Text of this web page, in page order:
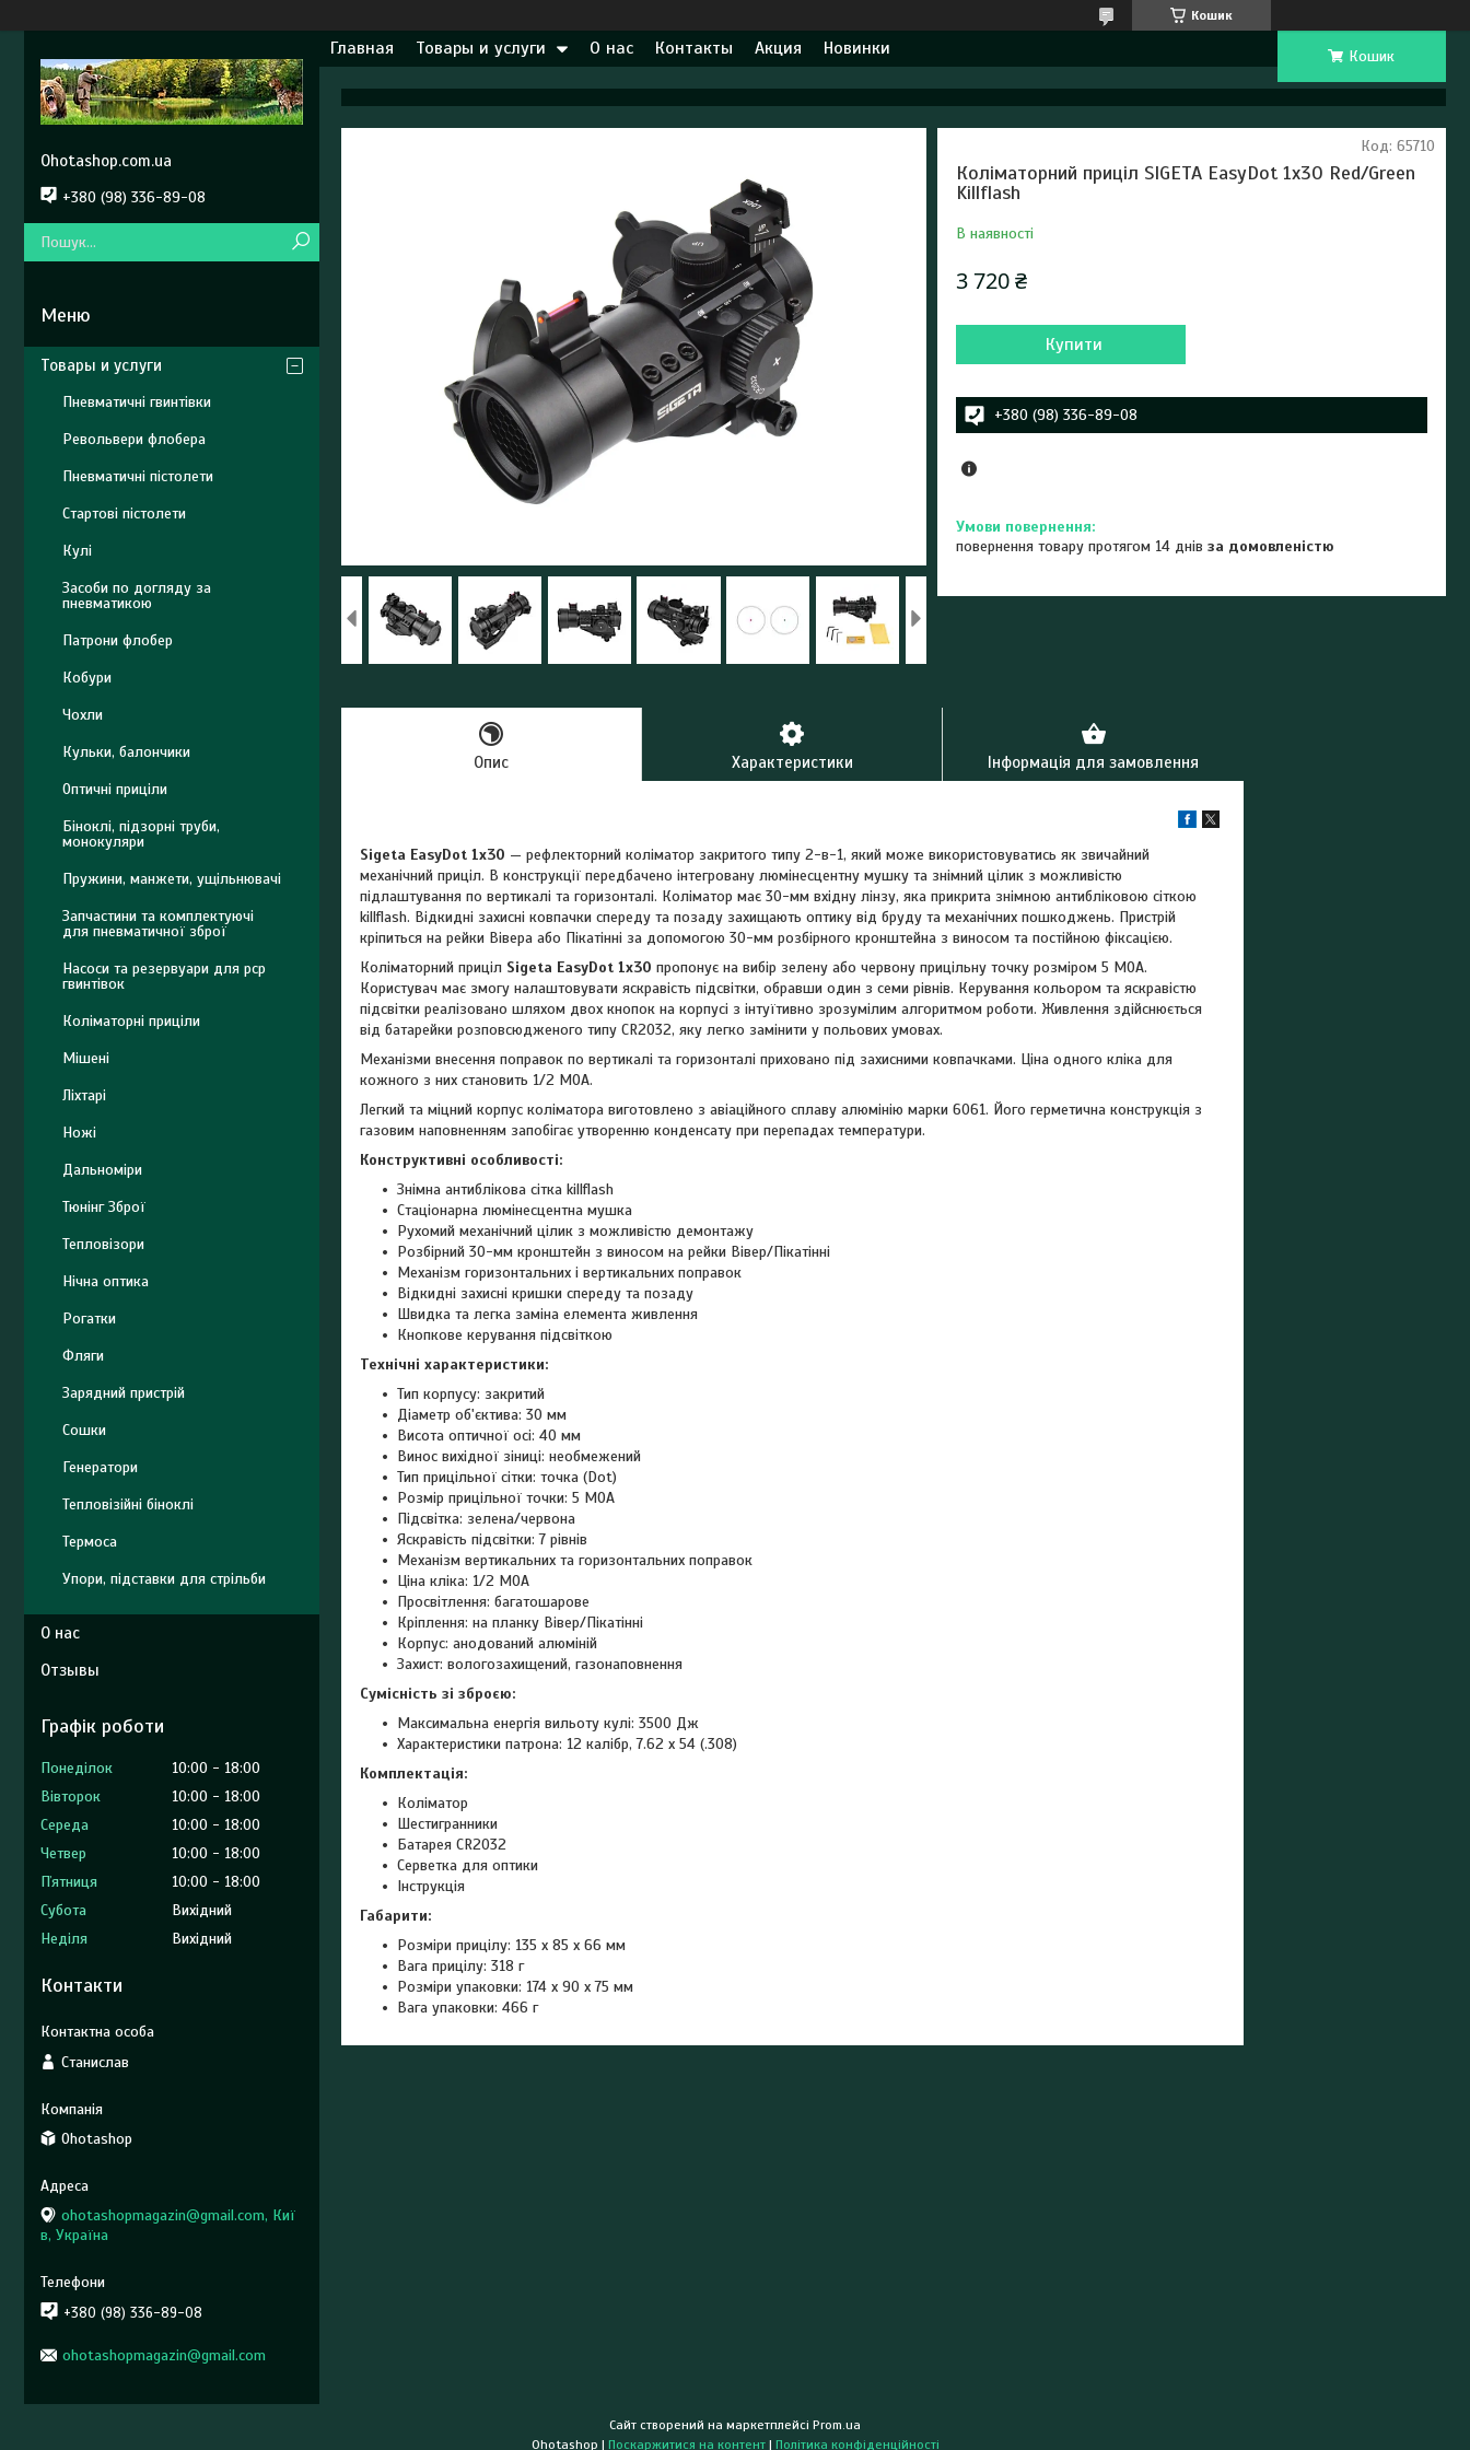
Кошик
Главная Товары и услуги О нас Контакты Акция Новинки Кошик
Коліматорний приціл SIGETA EasyDot 1x30 Red/Green
Killflash
В наявності
Код: 65710
3 720 ₴
Купити
+380 (98) 336-89-08
повернення товару протягом 14 днівза домовленістю
Опис Характеристики Інформація для замовлення
Sigeta EasyDot 1x30 — рефлекторний коліматор закритого типу 2-в-1, який може використовуватись як звичайний
механічний приціл. В конструкції передбачено інтегровану люмінесцентну мушку та знімний цілик з можливістю
підлаштування по вертикалі та горизонталі. Коліматор має 30-мм вхідну лінзу, яка прикрита знімною антибліковою сіткою
killflash. Відкидні захисні ковпачки спереду та позаду захищають оптику від бруду та механічних пошкоджень. Пристрій
кріпиться на рейки Вівера або Пікатінні за допомогою 30-мм розбірного кронштейна з виносом та постійною фіксацією.
Коліматорний приціл Sigeta EasyDot 1x30 пропонує на вибір зелену або червону прицільну точку розміром 5 MOA.
Користувач має змогу налаштовувати яскравість підсвітки, обравши один з семи рівнів. Керування кольором та яскравістю
підсвітки реалізовано шляхом двох кнопок на корпусі з інтуїтивно зрозумілим алгоритмом роботи. Живлення здійснюється
від батарейки розповсюдженого типу CR2032, яку легко замінити у польових умовах.
Механізми внесення поправок по вертикалі та горизонталі приховано під захисними ковпачками. Ціна одного кліка для
кожного з них становить 1/2 MOA.
Легкий та міцний корпус коліматора виготовлено з авіаційного сплаву алюмінію марки 6061. Його герметична конструкція з
газовим наповненням запобігає утворенню конденсату при перепадах температури.
Конструктивні особливості:
Знімна антиблікова сітка killflash
Стаціонарна люмінесцентна мушка
Рухомий механічний цілик з можливістю демонтажу
Розбірний 30-мм кронштейн з виносом на рейки Вівер/Пікатінні
Механізм горизонтальних і вертикальних поправок
Відкидні захисні кришки спереду та позаду
Швидка та легка заміна елемента живлення
Кнопкове керування підсвіткою
Технічні характеристики:
Тип корпусу: закритий
Діаметр об'єктива: 30 мм
Висота оптичної осі: 40 мм
Винос вихідної зіниці: необмежений
Тип прицільної сітки: точка (Dot)
Розмір прицільної точки: 5 MOA
Підсвітка: зелена/червона
Яскравість підсвітки: 7 рівнів
Механізм вертикальних та горизонтальних поправок
Ціна кліка: 1/2 MOA
Просвітлення: багатошарове
Кріплення: на планку Вівер/Пікатінні
Корпус: анодований алюміній
Захист: вологозахищений, газонаповнення
Сумісність зі зброєю:
Максимальна енергія вильоту кулі: 3500 Дж
Характеристики патрона: 12 калібр, 7.62 х 54 (.308)
Комплектація:
Коліматор
Шестигранники
Батарея CR2032
Серветка для оптики
Інструкція
Габарити:
Розміри прицілу: 135 х 85 х 66 мм
Вага прицілу: 318 г
Розміри упаковки: 174 x 90 x 75 мм
Вага упаковки: 466 г
Ohotashop.com.ua
+380 (98) 336-89-08
Товары и услуги
Пневматичні гвинтівки
Револьвери флобера
Пневматичні пістолети
Стартові пістолети
Кулі
Засоби по догляду за
пневматикою
Патрони флобер
Кобури
Чохли
Кульки, балончики
Оптичні приціли
Біноклі, підзорні труби,
монокуляри
Пружини, манжети, ущільнювачі
Запчастини та комплектуючі
для пневматичної зброї
Насоси та резервуари для pcp
гвинтівок
Коліматорні приціли
Мішені
Ліхтарі
Ножі
Дальноміри
Тюнінг Зброї
Тепловізори
Нічна оптика
Рогатки
Фляги
Зарядний пристрій
Сошки
Генератори
Тепловізійні біноклі
Термоса
Упори, підставки для стрільби
О нас
Отзывы
Графік роботи
Понеділок 10:00
18:00
Вівторок
10:00
18:00
Середа
10:00
18:00
Четвер
10:00
18:00
Пʼятниця
10:00
18:00
Субота
Вихідний
Неділя
Вихідний
Контакти
Станислав
Ohotashop
ohotashopmagazin@gmail.com, Киї
в, Україна
+380 (98) 336-89-08
ohotashopmagazin@gmail.com
Сайт створений на маркетплейсі Prom.ua
Ohotashop | Поскаржитися на контент | Політика конфіденційності